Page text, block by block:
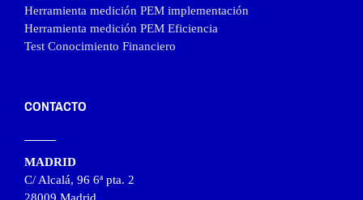
Herramienta medición PEM implementación
Herramienta medición PEM Eficiencia
Test Conocimiento Financiero
CONTACTO
MADRID
C/ Alcalá, 96 6ª pta. 2
28009 Madrid